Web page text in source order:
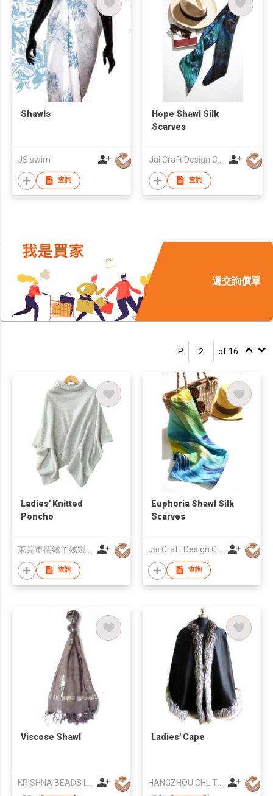
Shawls
JS swim
查詢
Hope Shawl Silk
Scarves
查詢
遞交詢價單
P. of 16
Ladies' Knitted
Poncho
查詢
Euphoria Shawl Silk
Scarves
查詢
Viscose Shawl Ladies' Cape
HANGZHOU CHL TEXTILE CO LTD